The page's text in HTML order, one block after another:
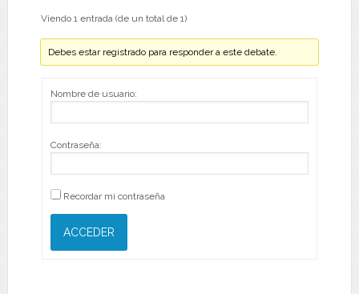
Viendo 1 entrada (de un total de 1)
Debes estar registrado para responder a este debate.
Nombre de usuario:
Contraseña:
Recordar mi contraseña
ACCEDER